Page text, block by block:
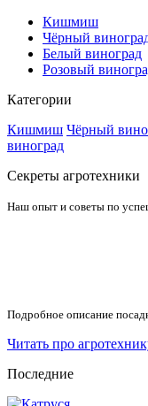
Кишмиш
Чёрный
Белый виноград
Розовый
Категории
Кишмиш Чёрный
виноград
Секреты агротехники
Наш опыт и советы по
Подробное описание
Читать про
Последние